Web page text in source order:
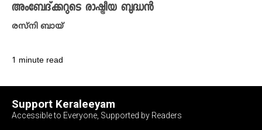
അംബേദ്ക്കറുടെ രാഷ്ട്രീയ ബുദ്ധൻ
രസ്‌നി ബായ്
1 minute read
Support Keraleeyam
Accessible to Everyone, Supported by Readers